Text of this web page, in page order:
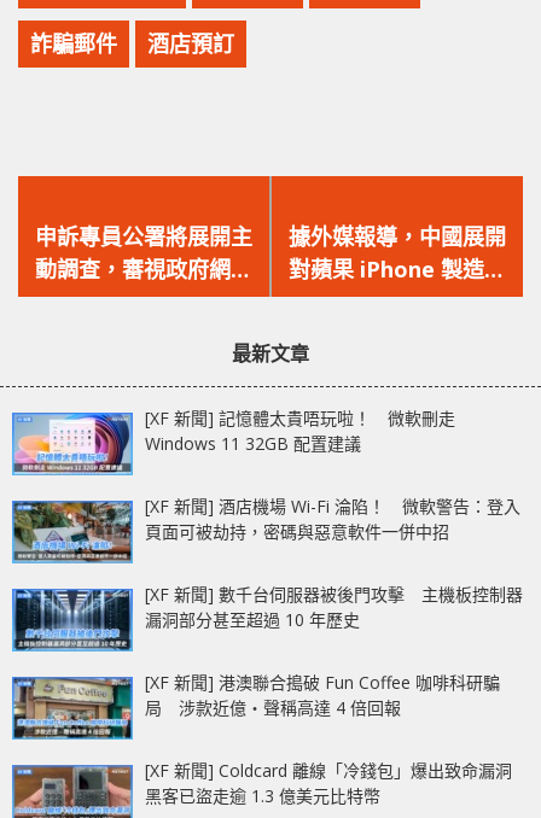
詐騙郵件 酒店預訂
一
篇
文
申訴專員公署將展開主
動調查，審視政府網站
及社交媒體帳戶的檔案
一
篇
文
據外媒報導，中國展開
對蘋果 iPhone 製造商
富士康的稅務調查！
最新文章
[XF 新聞] 記憶體太貴唔玩啦！ 微軟刪走
Windows 11 32GB 配置建議
[XF 新聞] 酒店機場 Wi-Fi 淪陷！ 微軟警告：登入
頁面可被劫持，密碼與惡意軟件一併中招
[XF 新聞] 數千台伺服器被後門攻擊 主機板控制器
漏洞部分甚至超過 10 年歷史
[XF 新聞] 港澳聯合搗破 Fun Coffee 咖啡科研騙
局 涉款近億‧聲稱高達 4 倍回報
[XF 新聞] Coldcard 離線「冷錢包」爆出致命漏洞
黑客已盜走逾 1.3 億美元比特幣